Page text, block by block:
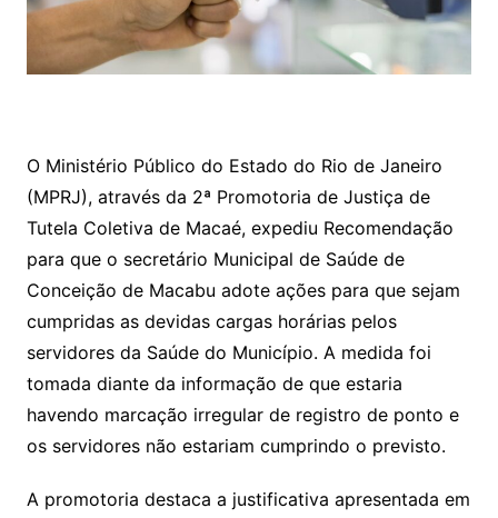
O Ministério Público do Estado do Rio de Janeiro
(MPRJ), através da 2ª Promotoria de Justiça de
Tutela Coletiva de Macaé, expediu Recomendação
para que o secretário Municipal de Saúde de
Conceição de Macabu adote ações para que sejam
cumpridas as devidas cargas horárias pelos
servidores da Saúde do Município. A medida foi
tomada diante da informação de que estaria
havendo marcação irregular de registro de ponto e
os servidores não estariam cumprindo o previsto.
A promotoria destaca a justificativa apresentada em